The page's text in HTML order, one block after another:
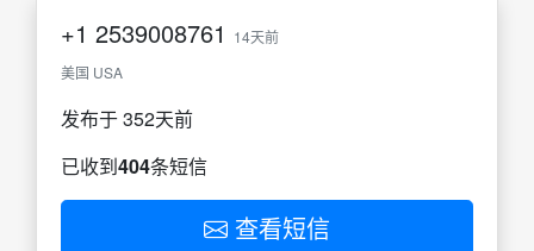
+1 2539008761
14天前
美国 USA
发布于 352天前
已收到404条短信
查看短信